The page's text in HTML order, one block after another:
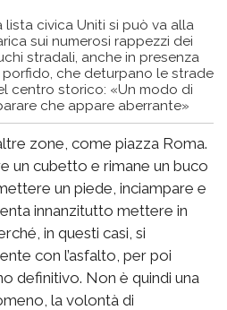
lista civica Uniti si può va alla
sui numerosi rappezzi dei
stradali, anche in presenza
porfido, che deturpano le strade
centro storico: «Un modo di
che appare aberrante»
zone, come piazza Roma.
un cubetto e rimane un buco
un piede, inciampare e
innanzitutto mettere in
in questi casi, si
con l’asfalto, per poi
definitivo. Non è quindi una
la volontà di